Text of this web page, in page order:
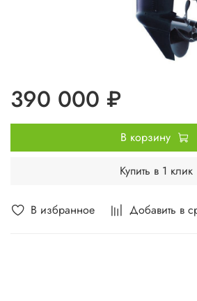
В избранное Добавить в
390 000 ₽
В корзину
Купить в 1 клик